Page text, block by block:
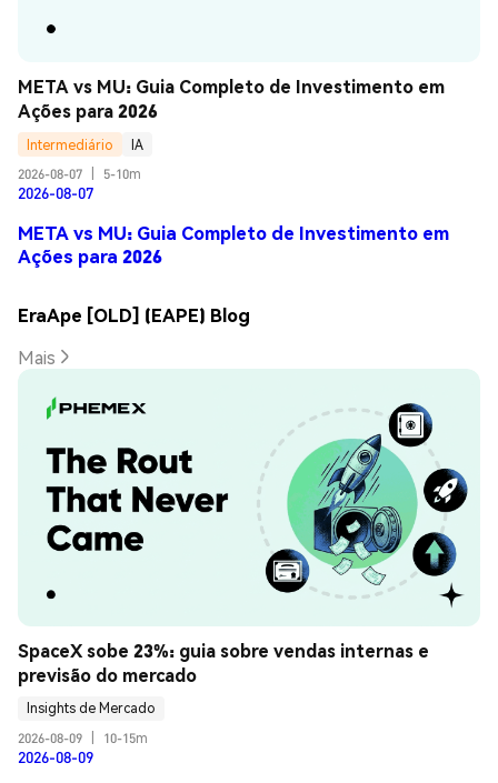
META vs MU: Guia Completo de Investimento em
Ações para 2026
Intermediário
IA
2026-08-07
5-10m
2026-08-07
META vs MU: Guia Completo de Investimento em
Ações para 2026
EraApe [OLD] (EAPE) Blog
Mais
SpaceX sobe 23%: guia sobre vendas internas e
previsão do mercado
Insights de Mercado
2026-08-09
10-15m
2026-08-09